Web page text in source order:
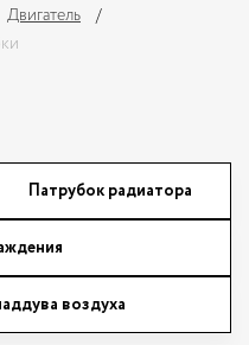
Двигатель
Патрубок радиатора
воздуха